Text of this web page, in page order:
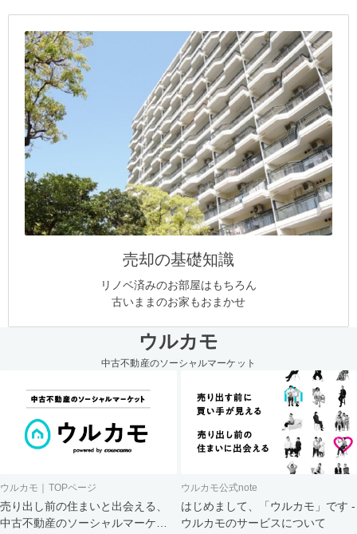
売却の基礎知識
リノベ済みのお部屋はもちろん
古いままのお家もおまかせ
ウルカモ
中古不動産のソーシャルマーケット
ウルカモ｜TOPページ
売り出し前の住まいと出会える、
中古不動産のソーシャルマーケッ
ウルカモ公式note
はじめまして、「ウルカモ」です -
ウルカモのサービスについて